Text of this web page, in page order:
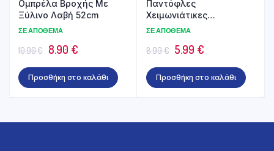
Ομπρέλα Βρoχής Με
Ξύλινο Λαβή 52cm
ΣΕ ΑΠΌΘΕΜΑ
10.90€ Original
price
was:
8.90 €Η
τρέχουσα
τιμή
Προσθήκη στο καλάθι
Παντόφλες
Χειμωνιάτικες
Γυναικείες/Αντρικές
ΣΕ ΑΠΌΘΕΜΑ
8.99€ Original
price
was:
5.99 €Η
τρέχουσα
τιμή
Προσθήκη στο καλάθι